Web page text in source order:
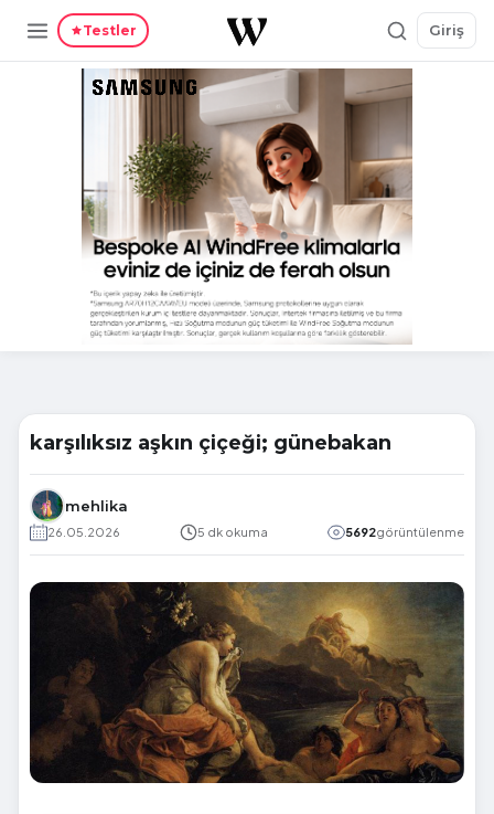
Testler Giriş
karşılıksız aşkın çiçeği; günebakan
mehlika
26.05.2026 5 dk okuma 5692görüntülenme